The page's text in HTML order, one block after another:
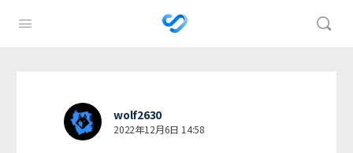
wolf2630
2022年12月6日 14:58